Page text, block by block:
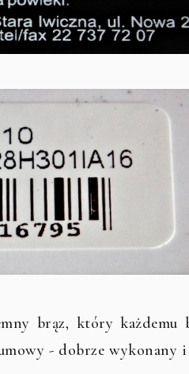
brąz, który każdemu
- dobrze wykonany